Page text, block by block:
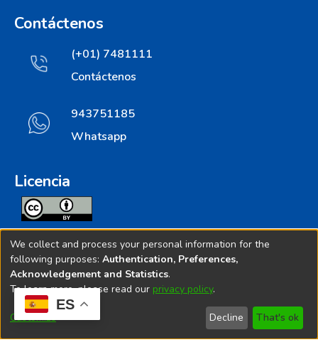
ES
Contáctenos
(+01) 7481111
Contáctenos
943751185
Whatsapp
Licencia
Todos los contenidos de repositorio.ins.gob.pe estan
licenciados bajo
Creative Commoms License
© 2025. Instituto Nacional de Salud - Implementado por
We collect and process your personal information for the
following purposes: Authentication, Preferences,
Acknowledgement and Statistics.
To learn more, please read our privacy policy.
Customize Decline That's ok